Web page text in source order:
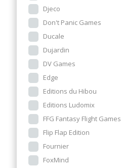
Djeco
Don't Panic Games
Ducale
Dujardin
DV Games
Edge
Editions du Hibou
Editions Ludomix
FFG Fantasy Flight Games
Flip Flap Edition
Fournier
FoxMind